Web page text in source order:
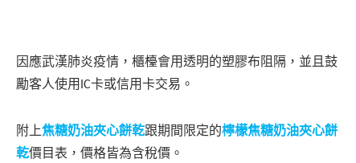
因應武漢肺炎疫情，櫃檯會用透明的塑膠布阻隔，並且鼓
勵客人使用 IC卡或信用卡交易。
附上焦糖奶油夾心餅乾跟期間限定的檸檬焦糖奶油夾心餅
乾價目表，價格皆為含稅價。